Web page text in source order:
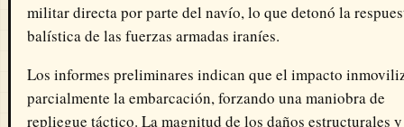
militar directa por parte del navío, lo que detonó la
balística de las fuerzas armadas iraníes.
Los informes preliminares indican que el impacto
parcialmente la embarcación, forzando una maniobra de
repliegue táctico. La magnitud de los daños estructurales